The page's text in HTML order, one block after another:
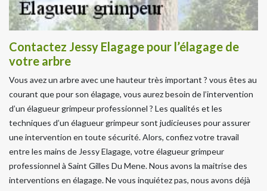
Contactez Jessy Elagage pour l’élagage de
votre arbre
Vous avez un arbre avec une hauteur très important ? vous êtes au
courant que pour son élagage, vous aurez besoin de l’intervention
d’un élagueur grimpeur professionnel ? Les qualités et les
techniques d’un élagueur grimpeur sont judicieuses pour assurer
une intervention en toute sécurité. Alors, confiez votre travail
entre les mains de Jessy Elagage, votre élagueur grimpeur
professionnel à Saint Gilles Du Mene. Nous avons la maitrise des
interventions en élagage. Ne vous inquiétez pas, nous avons déjà